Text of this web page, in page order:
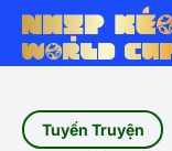
Tuyến Truyện